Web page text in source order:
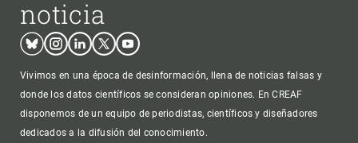
noticia
BlueskyInstagram
LinkedinTwitterYoutube
Vivimos en una época de desinformación, llena de noticias falsas y
donde los datos científicos se consideran opiniones. En CREAF
disponemos de un equipo de periodistas, científicos y diseñadores
dedicados a la difusión del conocimiento.